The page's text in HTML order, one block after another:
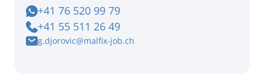
+41 76 520 99 79
+41 55 511 26 49
g.djorovic@malfix-job.ch